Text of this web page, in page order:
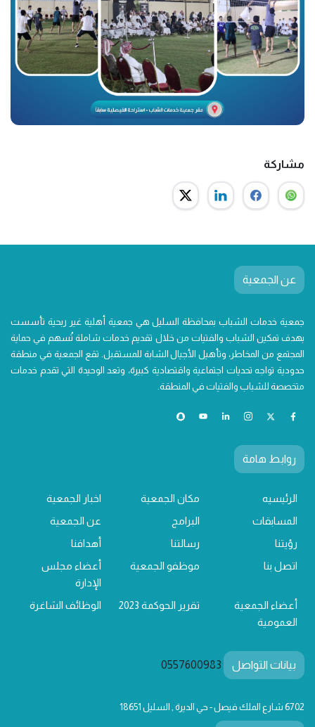
مشاركة
عن الجمعية
جمعية خدمات الشباب بمحافظة السليل هي جمعية أهلية غير ربحية تأسست
بهدف تمكين الشباب والفتيات من خلال تقديم خدمات شاملة تُسهم في حماية
المجتمع من المخاطر، وتأهيل الأجيال الشابة للمستقبل. تقع الجمعية في منطقة
حدودية تواجه تحديات اجتماعية واقتصادية كبيرة، وتعد الوحيدة التي تقدم خدمات
متخصصة للشباب والفتيات في المنطقة.
روابط هامة
الرئيسيه مكان الجمعية
اخبار الجمعية
المسابقات
البرامج
عن الجمعية
رؤيتنا
رسالتنا
أهدافنا
اتصل بنا
موظفو الجمعية
أعضاء مجلس
الإدارة
أعضاء الجمعية
العمومية
تقرير الحوكمة 2023 الوظائف الشاغرة
بيانات التواصل 0557600983
6702 شارع الملك فيصل - حي الديرة , السليل 18651